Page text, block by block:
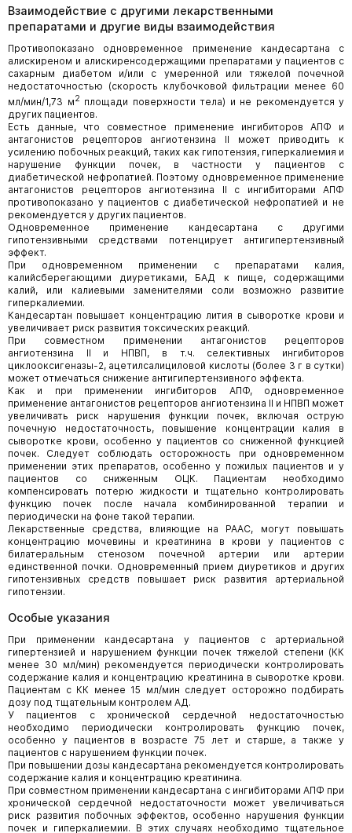
Взаимодействие с другими лекарственными
препаратами и другие виды взаимодействия
Противопоказано одновременное применение кандесартана с
алискиреном и алискиренсодержащими препаратами у пациентов с
сахарным диабетом и/или с умеренной или тяжелой почечной
недостаточностью (скорость клубочковой фильтрации менее 60
мл/мин/1,73 м2 площади поверхности тела) и не рекомендуется у
других пациентов.
Есть данные, что совместное применение ингибиторов АПФ и
антагонистов рецепторов ангиотензина II может приводить к
усилению побочных реакций, таких как гипотензия, гиперкалиемия и
нарушение функции почек, в частности у пациентов с
диабетической нефропатией. Поэтому одновременное применение
антагонистов рецепторов ангиотензина II с ингибиторами АПФ
противопоказано у пациентов с диабетической нефропатией и не
рекомендуется у других пациентов.
Одновременное применение кандесартана с другими
гипотензивными средствами потенцирует антигипертензивный
эффект.
При одновременном применении с препаратами калия,
калийсберегающими диуретиками, БАД к пище, содержащими
калий, или калиевыми заменителями соли возможно развитие
гиперкалиемии.
Кандесартан повышает концентрацию лития в сыворотке крови и
увеличивает риск развития токсических реакций.
При совместном применении антагонистов рецепторов
ангиотензина II и НПВП, в т.ч. селективных ингибиторов
циклооксигеназы-2, ацетилсалициловой кислоты (более 3 г в сутки)
может отмечаться снижение антигипертензивного эффекта.
Как и при применении ингибиторов АПФ, одновременное
применение антагонистов рецепторов ангиотензина II и НПВП может
увеличивать риск нарушения функции почек, включая острую
почечную недостаточность, повышение концентрации калия в
сыворотке крови, особенно у пациентов со сниженной функцией
почек. Следует соблюдать осторожность при одновременном
применении этих препаратов, особенно у пожилых пациентов и у
пациентов со сниженным ОЦК. Пациентам необходимо
компенсировать потерю жидкости и тщательно контролировать
функцию почек после начала комбинированной терапии и
периодически на фоне такой терапии.
Лекарственные средства, влияющие на РААС, могут повышать
концентрацию мочевины и креатинина в крови у пациентов с
билатеральным стенозом почечной артерии или артерии
единственной почки. Одновременный прием диуретиков и других
гипотензивных средств повышает риск развития артериальной
гипотензии.
Особые указания
При применении кандесартана у пациентов с артериальной
гипертензией и нарушением функции почек тяжелой степени (КК
менее 30 мл/мин) рекомендуется периодически контролировать
содержание калия и концентрацию креатинина в сыворотке крови.
Пациентам с КК менее 15 мл/мин следует осторожно подбирать
дозу под тщательным контролем АД.
У пациентов с хронической сердечной недостаточностью
необходимо периодически контролировать функцию почек,
особенно у пациентов в возрасте 75 лет и старше, а также у
пациентов с нарушением функции почек.
При повышении дозы кандесартана рекомендуется контролировать
содержание калия и концентрацию креатинина.
При совместном применении кандесартана с ингибиторами АПФ при
хронической сердечной недостаточности может увеличиваться
риск развития побочных эффектов, особенно нарушения функции
почек и гиперкалиемии. В этих случаях необходимо тщательное